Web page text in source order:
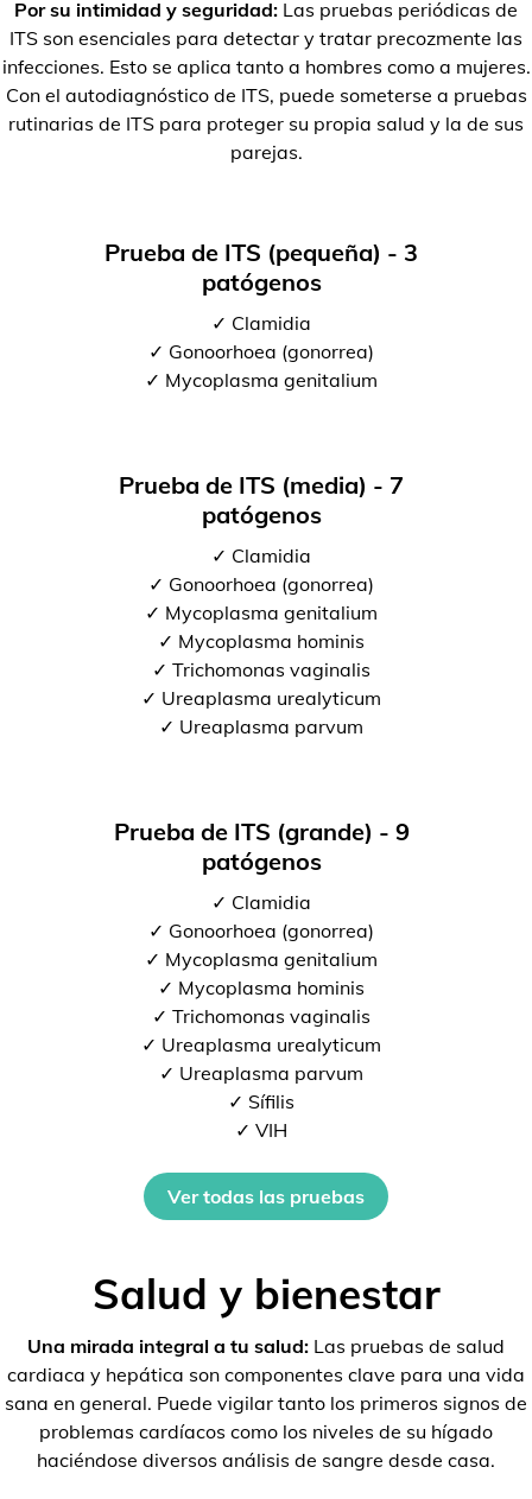
Por su intimidad y seguridad: Las pruebas periódicas de
ITS son esenciales para detectar y tratar precozmente las
infecciones. Esto se aplica tanto a hombres como a mujeres.
Con el autodiagnóstico de ITS, puede someterse a pruebas
rutinarias de ITS para proteger su propia salud y la de sus
parejas.
Prueba de ITS (pequeña) - 3
patógenos
✓ Clamidia
✓ Gonoorhoea (gonorrea)
✓ Mycoplasma genitalium
Prueba de ITS (media) - 7
patógenos
✓ Clamidia
✓ Gonoorhoea (gonorrea)
✓ Mycoplasma genitalium
✓ Mycoplasma hominis
✓ Trichomonas vaginalis
✓ Ureaplasma urealyticum
✓ Ureaplasma parvum
Prueba de ITS (grande) - 9
patógenos
✓ Clamidia
✓ Gonoorhoea (gonorrea)
✓ Mycoplasma genitalium
✓ Mycoplasma hominis
✓ Trichomonas vaginalis
✓ Ureaplasma urealyticum
✓ Ureaplasma parvum
✓ Sífilis
✓ VIH
Ver todas las pruebas
Salud y bienestar
Una mirada integral a tu salud: Las pruebas de salud
cardiaca y hepática son componentes clave para una vida
sana en general. Puede vigilar tanto los primeros signos de
problemas cardíacos como los niveles de su hígado
haciéndose diversos análisis de sangre desde casa.